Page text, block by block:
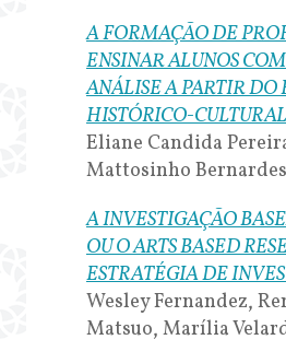
A FORMAÇÃO DE
ENSINAR ALUNOS
ANÁLISE A PARTIR DO
HISTÓRICO-CULTURAL
Eliane Candida
Mattosinho Bernardes
A INVESTIGAÇÃO
OU O ARTS BASED
ESTRATÉGIA DE
Wesley Fernandez,
Matsuo, Marília